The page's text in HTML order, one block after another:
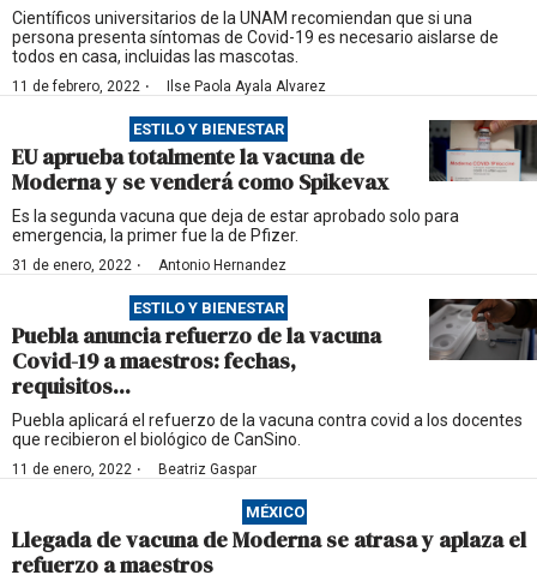
Científicos universitarios de la UNAM recomiendan que si una
persona presenta síntomas de Covid-19 es necesario aislarse de
todos en casa, incluidas las mascotas.
11 de febrero, 2022 · Ilse Paola Ayala Alvarez
ESTILO Y BIENESTAR
EU aprueba totalmente la vacuna de
Moderna y se venderá como Spikevax
Es la segunda vacuna que deja de estar aprobado solo para
emergencia, la primer fue la de Pfizer.
31 de enero, 2022 · Antonio Hernandez
ESTILO Y BIENESTAR
Puebla anuncia refuerzo de la vacuna
Covid-19 a maestros: fechas,
requisitos...
Puebla aplicará el refuerzo de la vacuna contra covid a los docentes
que recibieron el biológico de CanSino.
11 de enero, 2022 · Beatriz Gaspar
MÉXICO
Llegada de vacuna de Moderna se atrasa y aplaza el
refuerzo a maestros